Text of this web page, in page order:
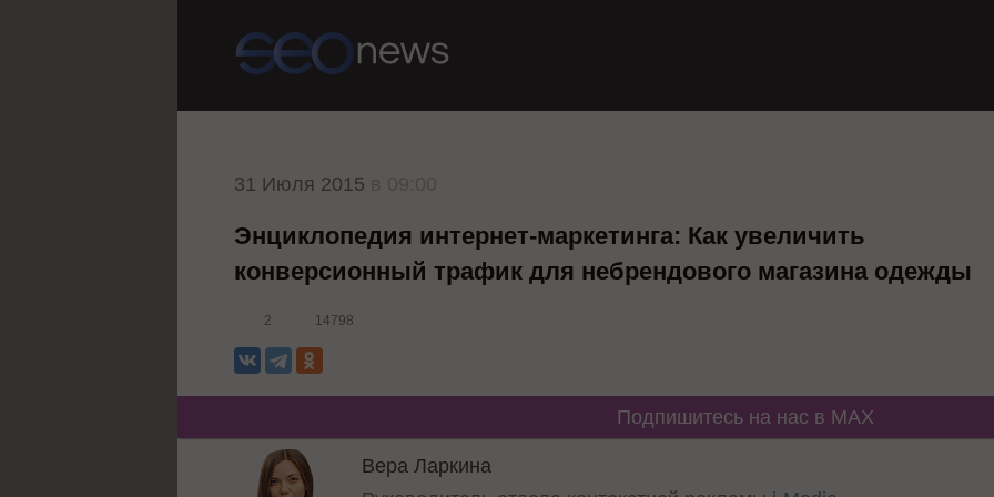
31 Июля 2015
Энциклопедия интернет-маркетинга: Как увеличить
конверсионный трафик для небрендового магазина одежды
2 14798
Подпишитесь на нас в MAX
Вера Ларкина